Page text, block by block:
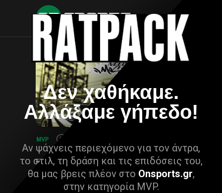
Δεν χαθήκαμε.
Αλλάξαμε γήπεδο!
Αν ψάχνεις περιεχόμενο για τον άντρα,
το στιλ, τη δράση και τις επιδόσεις του,
θα μας βρεις πλέον στο Onsports.gr,
στην κατηγορία MVP.